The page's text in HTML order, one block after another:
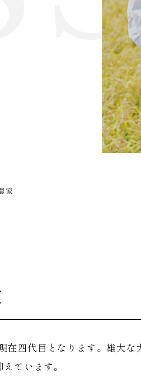
家
四代目となります。雄大
ています。